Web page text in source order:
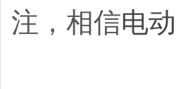
注，相信电